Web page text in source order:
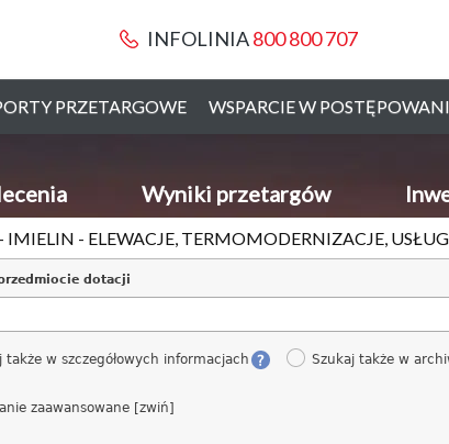
INFOLINIA800 800 707
PRZETARGOWE WSPARCIE W
Wyniki przetargów
IMIELIN - ELEWACJE, TERMOMODERNIZACJE,
dotacji
także w szczegółowych informacjach Szukaj także w
zaawansowane [zwiń]